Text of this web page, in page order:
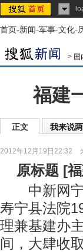
首页-新闻-军事-文化-
> 国
福建
正文 我来说
2012年12月19日22:32
原标题 [
中新网宁
寿宁县法院
理兼基建办
间，大肆收